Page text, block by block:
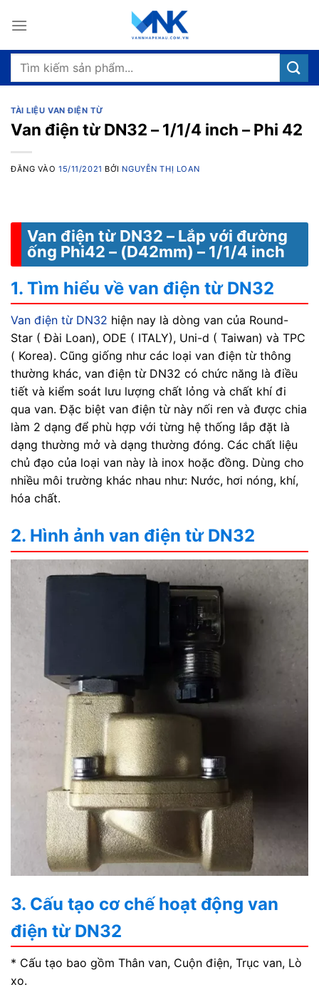
qua
dung
Tìm
TÀI LIỆU VAN ĐIỆN TỪ
Van điện từ DN32 – 1/1/4 inch – Phi 42
ĐĂNG VÀO15/11/2021 BỞI NGUYỄN THỊ LOAN
Van điện từ DN32 – Lắp với đường
ống Phi42 – (D42mm) – 1/1/4 inch
1. Tìm hiểu về van điện từ DN32
Van điện từ DN32 hiện nay là dòng van của Round-
Star ( Đài Loan), ODE ( ITALY), Uni-d ( Taiwan) và TPC
( Korea). Cũng giống như các loại van điện từ thông
thường khác, van điện từ DN32 có chức năng là điều
tiết và kiểm soát lưu lượng chất lỏng và chất khí đi
qua van. Đặc biệt van điện từ này nối ren và được chia
làm 2 dạng để phù hợp với từng hệ thống lắp đặt là
dạng thường mở và dạng thường đóng. Các chất liệu
chủ đạo của loại van này là inox hoặc đồng. Dùng cho
nhiều môi trường khác nhau như: Nước, hơi nóng, khí,
hóa chất.
2. Hình ảnh van điện từ DN32
3. Cấu tạo cơ chế hoạt động van
điện từ DN32
* Cấu tạo bao gồm Thân van, Cuộn điện, Trục van, Lò
xo.